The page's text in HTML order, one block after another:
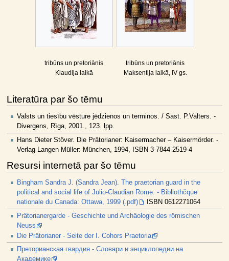
tribūns un pretoriānis
Klaudija laikā
tribūns un pretoriānis
Maksentija laikā, IV gs.
Literatūra par šo tēmu
Valsts un tiesību vēsture jēdzienos un terminos. / Sast. P.Valters. -
Divergens, Rīga, 2001., 123. lpp.
Hans Dieter Stöver. Die Prätorianer: Kaisermacher – Kaisermörder. -
Verlag Langen Müller: München, 1994, ISBN 3-7844-2519-4
Resursi internetā par šo tēmu
Bingham Sandra J. (Sandra Jean). The praetorian guard in the
political and social life of Julio-Claudian Rome. - Bibliothčque
nationale du Canada: Ottawa, 1999 (.pdf)
ISBN 0612271064
Prätorianergarde - Geschichte und Archäologie des römischen
Neuss
Die Prätorianer - Seite der I. Cohors Praetoria
Преторианская гвардия - Словари и энциклопедии на
Академике